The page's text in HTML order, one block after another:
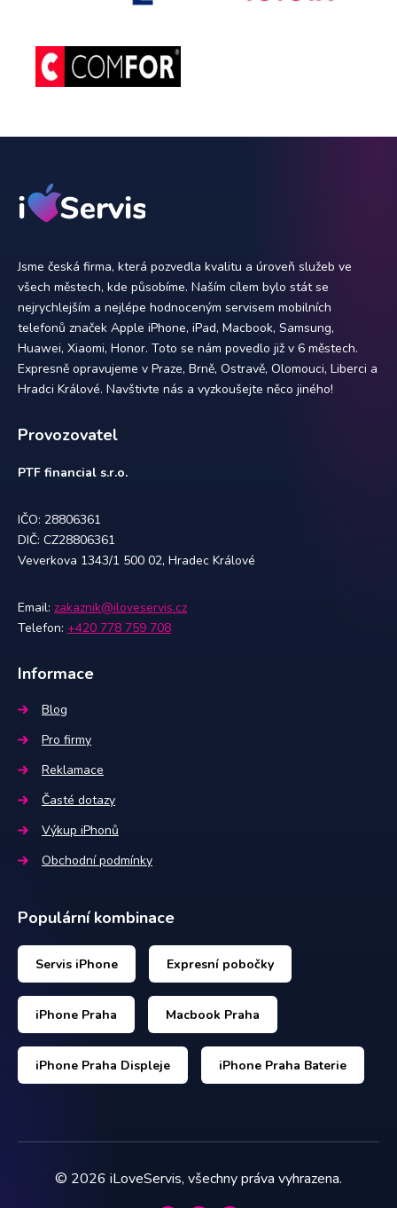
Jsme česká firma, která pozvedla kvalitu a úroveň služeb ve
všech městech, kde působíme. Naším cílem bylo stát se
nejrychlejším a nejlépe hodnoceným servisem mobilních
telefonů značek Apple iPhone, iPad, Macbook, Samsung,
Huawei, Xiaomi, Honor. Toto se nám povedlo již v 6 městech.
Expresně opravujeme v Praze, Brně, Ostravě, Olomouci, Liberci a
Hradci Králové. Navštivte nás a vyzkoušejte něco jiného!
Provozovatel
PTF financial s.r.o.
IČO: 28806361
DIČ: CZ28806361
Veverkova 1343/1 500 02, Hradec Králové
Email: zakaznik@iloveservis.cz
Telefon: +420 778 759 708
Informace
Blog
Pro firmy
Reklamace
Časté dotazy
Výkup iPhonů
Obchodní podmínky
Populární kombinace
Servis iPhone Expresní pobočky
iPhone Praha Macbook Praha
iPhone Praha Displeje iPhone Praha Baterie
© 2026 iLoveServis, všechny práva vyhrazena.